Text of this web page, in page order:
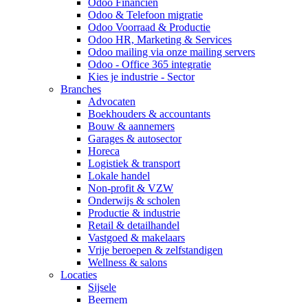
Odoo Financiën
Odoo & Telefoon migratie
Odoo Voorraad & Productie
Odoo HR, Marketing & Services
Odoo mailing via onze mailing servers
Odoo - Office 365 integratie
Kies je industrie - Sector
Branches
Advocaten
Boekhouders & accountants
Bouw & aannemers
Garages & autosector
Horeca
Logistiek & transport
Lokale handel
Non-profit & VZW
Onderwijs & scholen
Productie & industrie
Retail & detailhandel
Vastgoed & makelaars
Vrije beroepen & zelfstandigen
Wellness & salons
Locaties
Sijsele
Beernem